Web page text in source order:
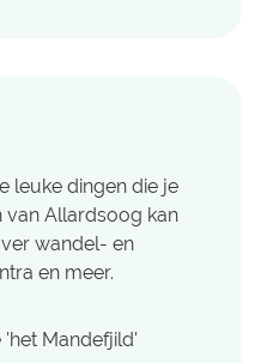
leuke dingen die je
Allardsoog kan
wandel- en
en meer.
Mandefjild'